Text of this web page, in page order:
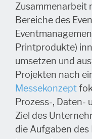
Zusammenarbeit
Bereiche des
Printprodukte)
umsetzen und
Projekten nach
Messekonzept
Prozess-, Daten-
Ziel des
die Aufgaben